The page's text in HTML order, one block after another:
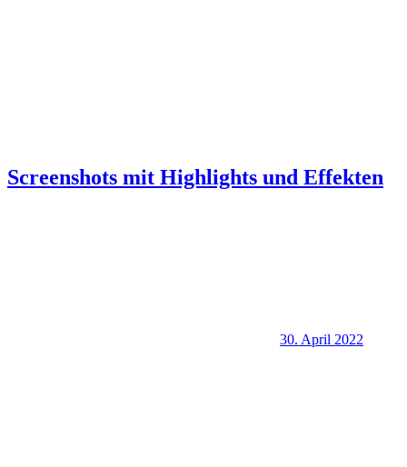
Screenshots mit Highlights und Effekten
30. April 2022